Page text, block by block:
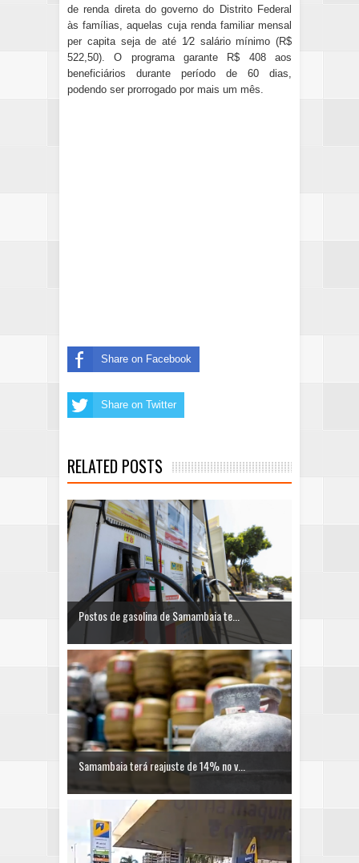
de renda direta do governo do Distrito Federal
às famílias, aquelas cuja renda familiar mensal
per capita seja de até 1⁄2 salário mínimo (R$
522,50). O programa garante R$ 408 aos
beneficiários durante período de 60 dias,
podendo ser prorrogado por mais um mês.
Share on Facebook
Share on Twitter
RELATED POSTS
Postos de gasolina de Samambaia te...
Samambaia terá reajuste de 14% no v...